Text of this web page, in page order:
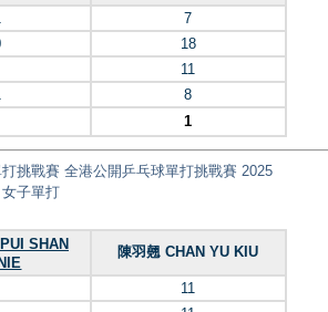
7
18
11
8
1
挑戰賽 全港公開乒乓球單打挑戰賽 2025
子單打
SHAN
陳羽翹 CHAN YU KIU
11